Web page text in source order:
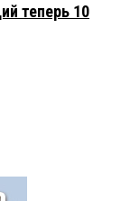
теперь 10